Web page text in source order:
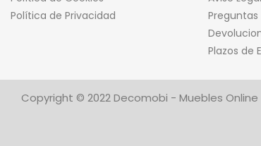
Política de Privacidad
Plazos de
Copyright © 2022 Decomobi - Muebles Online